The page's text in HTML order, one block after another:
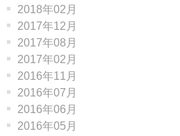
2018年02月
2017年12月
2017年08月
2017年02月
2016年11月
2016年07月
2016年06月
2016年05月